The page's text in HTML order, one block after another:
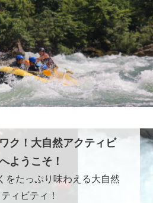
ク！大自然アクティビ
ようこそ！
をたっぷり味わえる大自然
ィビティ！